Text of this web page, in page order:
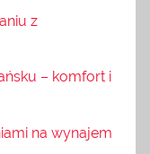
z
– komfort i
na wynajem